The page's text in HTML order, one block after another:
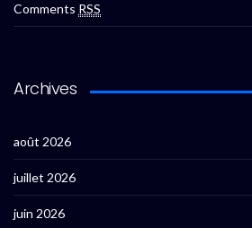
Comments RSS
Archives
août 2026
juillet 2026
juin 2026